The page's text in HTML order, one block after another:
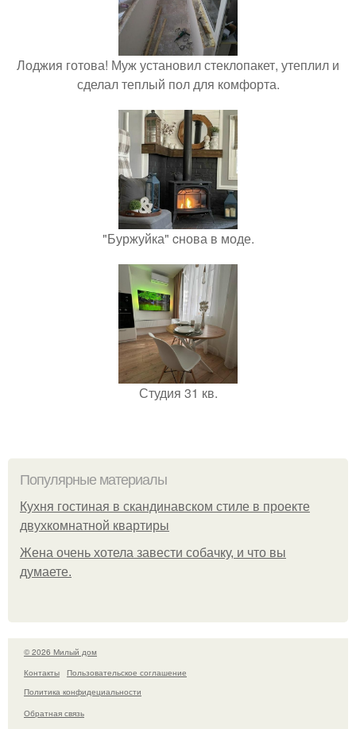
Лоджия готова! Муж установил стеклопакет, утеплил и
сделал теплый пол для комфорта.
"Буржуйка" cнова в моде.
Студия 31 кв.
Популярные материалы
Кухня гостиная в скандинавском стиле в проекте
двухкомнатной квартиры
Жена очень хотела завести собачку, и что вы
думаете.
© 2026 Милый дом
Контакты
Пользовательское соглашение
Политика конфидециальности
Обратная связь